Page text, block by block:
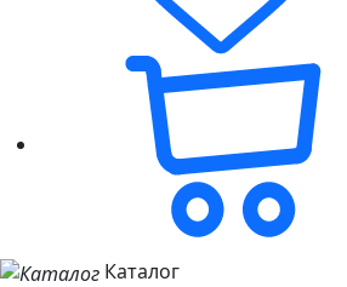
Каталог